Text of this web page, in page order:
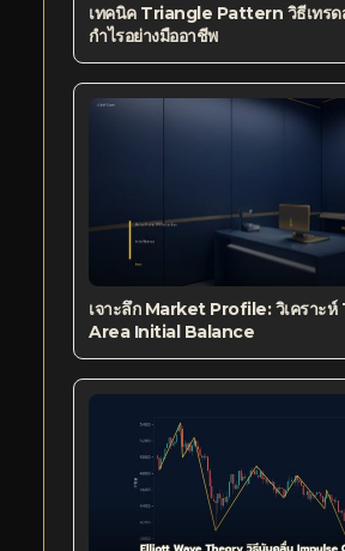
เทคนิค Triangle Pattern วิธีเทรด
กำไรอย่างมืออาชีพ
เจาะลึก Market Profile: วิเคราะ
Area Initial Balance